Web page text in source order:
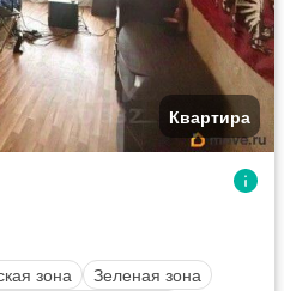
Квартира
зона
Зеленая зона